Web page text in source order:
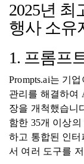
2025년 최
행사 소유
1. 프롬프
Prompts.ai는 기
관리를 해결하여
장을 개척했습니
함한 35개 이상
하고 통합된 인
서 여러 도구를